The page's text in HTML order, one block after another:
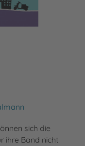
sich die
ihre Band nicht